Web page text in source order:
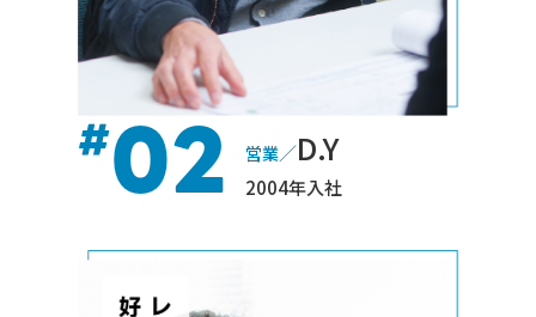
#02 営業／D.Y
2004年入社